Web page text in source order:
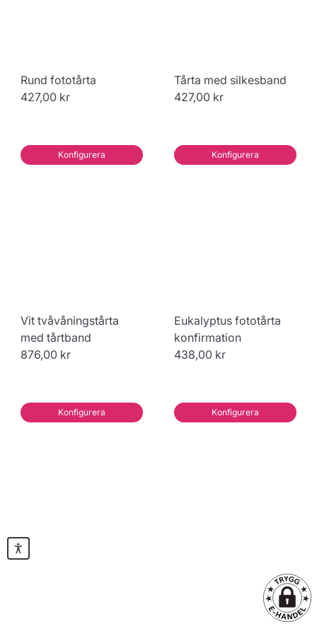
Rund fototårta
427,00 kr
Konfigurera
Tårta med silkesband
427,00 kr
Konfigurera
Vit tvåvåningstårta
med tårtband
876,00 kr
Konfigurera
Eukalyptus fototårta
konfirmation
438,00 kr
Konfigurera